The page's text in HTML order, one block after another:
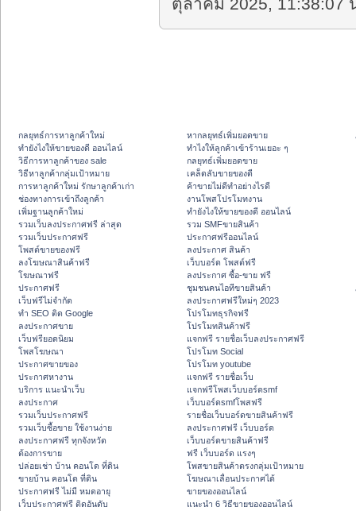
ตุลาคม 2025, 11:38:07
กลยุทธ์การหาลูกค้าใหม่
ทํายังไงให้ขายของดี ออนไลน์
วิธีการหาลูกค้าของ sale
วิธีหาลูกค้ากลุ่มเป้าหมาย
การหาลูกค้าใหม่ รักษาลูกค้าเก่า
ช่องทางการเข้าถึงลูกค้า
เพิ่มฐานลูกค้าใหม่
รวมเว็บลงประกาศฟรี ล่าสุด
รวมเว็บประกาศฟรี
โพสต์ขายของฟรี
ลงโฆษณาสินค้าฟรี
โฆษณาฟรี
ประกาศฟรี
เว็บฟรีไม่จำกัด
ทำ SEO ติด Google
ลงประกาศขาย
เว็บฟรียอดนิยม
โพสโฆษณา
ประกาศขายของ
ประกาศหางาน
บริการ แนะนำเว็บ
ลงประกาศ
รวมเว็บประกาศฟรี
รวมเว็บซื้อขาย ใช้งานง่าย
ลงประกาศฟรี ทุกจังหวัด
ต้องการขาย
ปล่อยเช่า บ้าน คอนโด ที่ดิน
ขายบ้าน คอนโด ที่ดิน
ประกาศฟรี ไม่มี หมดอายุ
เว็บประกาศฟรี ติดอันดับ
หากลยุทธ์เพิ่มยอดขาย
ทําไงให้ลูกค้าเข้าร้านเยอะ ๆ
กลยุทธ์เพิ่มยอดขาย
เคล็ดลับขายของดี
ค้าขายไม่ดีทำอย่างไรดี
งานโพสโปรโมทงาน
ทํายังไงให้ขายของดี ออนไลน์
รวม SMFขายสินค้า
ประกาศฟรีออนไลน์
ลงประกาศ สินค้า
เว็บบอร์ด โพสต์ฟรี
ลงประกาศ ซื้อ-ขาย ฟรี
ชุมชนคนไอทีขายสินค้า
ลงประกาศฟรีใหม่ๆ 2023
โปรโมทธุรกิจฟรี
โปรโมทสินค้าฟรี
แจกฟรี รายชื่อเว็บลงประกาศฟรี
โปรโมท Social
โปรโมท youtube
แจกฟรี รายชื่อเว็บ
แจกฟรีโพสเว็บบอร์ดsmf
เว็บบอร์ดsmfโพสฟรี
รายชื่อเว็บบอร์ดขายสินค้าฟรี
ลงประกาศฟรี เว็บบอร์ด
เว็บบอร์ดขายสินค้าฟรี
ฟรี เว็บบอร์ด แรงๆ
โพสขายสินค้าตรงกลุ่มเป้าหมาย
โฆษณาเลื่อนประกาศได้
ขายของออนไลน์
แนะนำ 6 วิธีขายของออนไลน์